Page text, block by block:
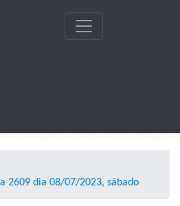
2609 dia 08/07/2023, sábado